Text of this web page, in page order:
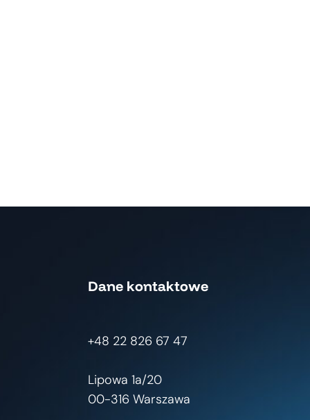
Dane kontaktowe
+48 22 826 67 47
Lipowa 1a/20
00-316 Warszawa